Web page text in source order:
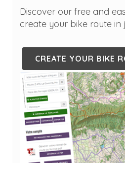
Discover our free and
create your bike route in
CREATE YOUR BIKE